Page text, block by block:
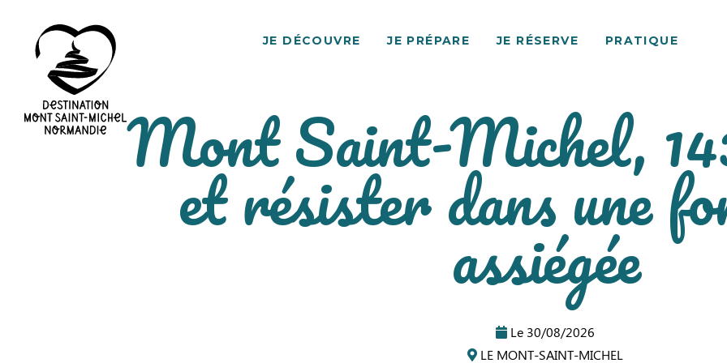
JE DÉCOUVRE JE PRÉPARE JE RÉSERVE PRATIQUE
Mont Saint-Michel,
et résister dans une
assiégée
Le 30/08/2026
LE MONT-SAINT-MICHEL